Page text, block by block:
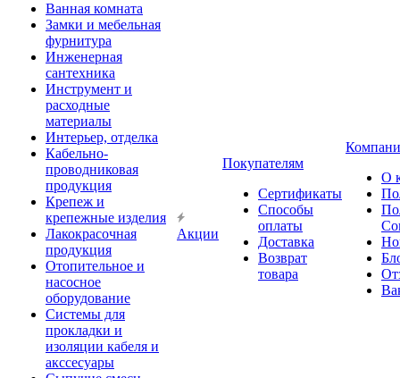
Ванная комната
Замки и мебельная
фурнитура
Инженерная
сантехника
Инструмент и
расходные
материалы
Интерьер, отделка
Кабельно-
проводниковая
продукция
Крепеж и
крепежные изделия
Лакокрасочная
продукция
Отопительное и
насосное
оборудование
Системы для
прокладки и
изоляции кабеля и
акссесуары
Акции
Покупателям
Сертификаты
Способы
оплаты
Доставка
Возврат
товара
О